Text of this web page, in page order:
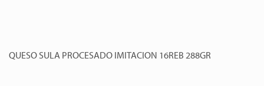
QUESO SULA PROCESADO IMITACION 16REB 288GR